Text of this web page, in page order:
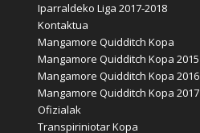
Iparraldeko Liga 2017-2018
Kontaktua
Mangamore Quidditch Kopa
Mangamore Quidditch Kopa 2015
Mangamore Quidditch Kopa 2016
Mangamore Quidditch Kopa 2017
Ofizialak
Transpiriniotar Kopa